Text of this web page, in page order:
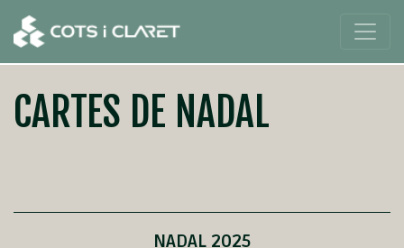
CARTES DE NADAL
NADAL 2025